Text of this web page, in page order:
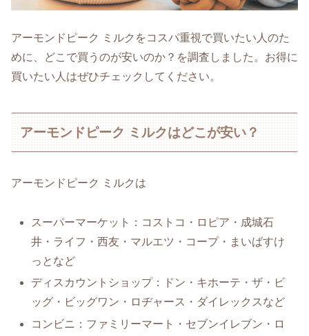
アーモンドピーク ミルクをコスパ重視で買いたい人のた
めに、どこで買うのが安いのか？を調査しました。お得に
買いたい人はぜひチェックしてください。
アーモンドピーク ミルクはどこが安い？
アーモンドピーク ミルクは
スーパーマーケット：コストコ・ロピア・成城石
井・ライフ・西友・マルエツ・コープ・まいばすけ
っとなど
ディスカウントショップ：ドン・キホーテ・ザ・ビ
ッグ・ビッグワン・ロヂャース・ダイレックスなど
コンビニ：ファミリーマート・セブンイレブン・ロ